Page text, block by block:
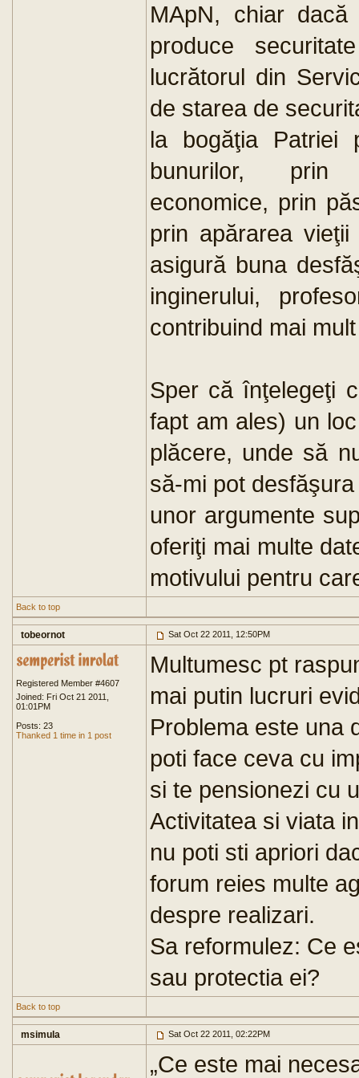
MApN, chiar
produce
lucrătorul din
de starea de
la bogăţia Patriei
bunurilor, prin
economice, prin
prin apărarea
asigură buna
inginerului,
contribuind mai
Sper că înţelegeţi
fapt am ales) un
plăcere, unde să
să-mi pot
unor argumente
oferiţi mai multe
motivului pentru
Back to top
tobeornot Sat Oct 22 2011, 12:50PM
Registered Member #4607
Joined: Fri Oct 21 2011,
01:01PM
Posts: 23
Thanked 1 time in 1 post
Multumesc pt
mai putin lucruri
Problema este una
poti face ceva cu
si te pensionezi cu
Activitatea si viata
nu poti sti apriori
forum reies multe
despre realizari.
Sa reformulez: Ce
sau protectia ei?
Back to top
msimula Sat Oct 22 2011, 02:22PM
„Ce este mai